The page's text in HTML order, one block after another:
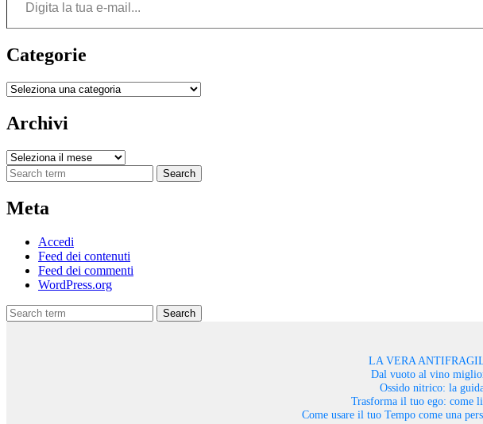
Categorie
Categorie
Archivi
Archivi
Search
Meta
Accedi
Feed dei contenuti
Feed dei commenti
WordPress.org
Search
LA VERA
Dal vuoto al vino
Ossido nitrico: la
Trasforma il tuo ego: come
Come usare il tuo Tempo come una